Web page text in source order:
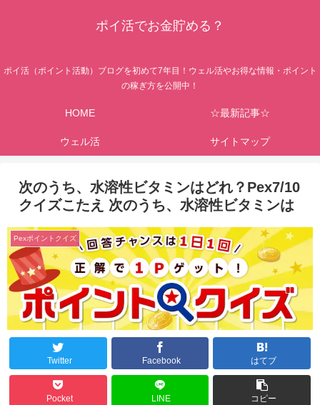
ポイ活でお金貯める？
ポイ活（ポイント活動）ブログを初めて7年目！ウェル活やお得な情報・ポイント
の稼ぎ方を公開中！
HOME ☆最新記事☆
ウェル活 サイトマップ
次のうち、水溶性ビタミンはどれ？Pex7/10
クイズこたえ 次のうち、水溶性ビタミンは
Pexポイントクイズ
Twitter Facebook はてブ
Pocket LINE コピー